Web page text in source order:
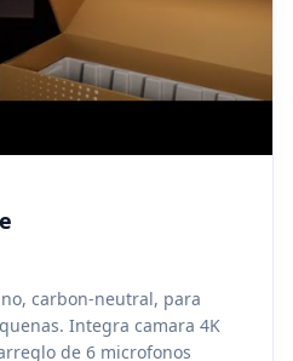
carbon-neutral, para
Integra camara 4K
de 6 microfonos